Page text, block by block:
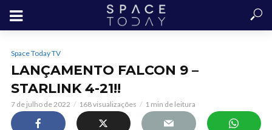
Space Today TV
LANÇAMENTO FALCON 9 –
STARLINK 4-21!!
7 de julho de 2022 168 visualizações 1 min de leitura